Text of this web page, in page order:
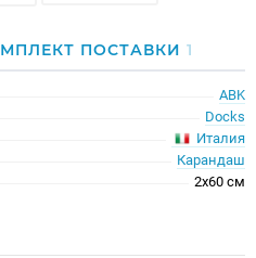
ПОСТАВКИ 1
ABK
Docks
Италия
Карандаш
2x60 см